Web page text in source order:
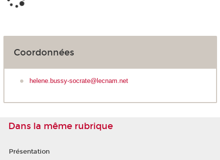
Coordonnées
helene.bussy-socrate@lecnam.net
Dans la même rubrique
Présentation